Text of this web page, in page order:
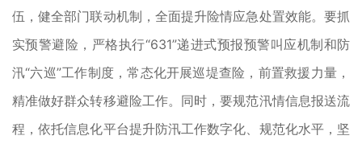
伍，健全部门联动机制，全面提升险情应急处置效能。要抓
实预警避险，严格执行“631”递进式预报预警叫应机制和防
汛“六巡”工作制度，常态化开展巡堤查险，前置救援力量，
精准做好群众转移避险工作。同时，要规范汛情信息报送流
程，依托信息化平台提升防汛工作数字化、规范化水平，坚